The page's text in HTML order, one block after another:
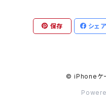
ハンドタオル
ヘアクリップ
イヤーカフ
保存 シェア
© iPhoneケ